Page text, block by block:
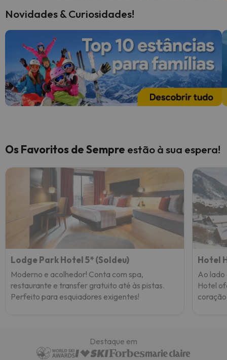
Novidades & Curiosidades!
Os Favoritos de Sempre estão à sua espera!
Lodge Park Hotel 5* (Soldeu)
Moderno e acolhedor! Conta com spa,
restaurante e transfer gratuito até às pistas.
Perfeito para esquiadores exigentes!
Hotel
Ao lado
Hotel
Destaque em